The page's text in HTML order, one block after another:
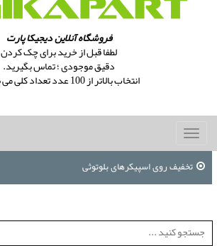
فروشگاه آنلاین دیجیکا پارت
لطفا قبل از خرید برای چک کردن
دقیق موجودی ؛ تماس بگیرید.
انتخاب بالاتر از 100 عدد تعداد کلی می باشد.
Toggle
navigation
تخفیف روی اسپیکرهای بلوتوثی